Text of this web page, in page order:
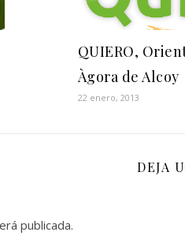
QUIERO,
Àgora de Alcoy
22 enero, 2013
DEJA
publicada.